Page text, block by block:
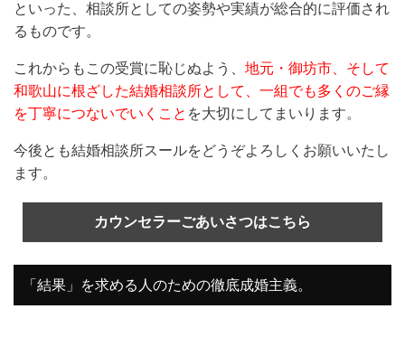
といった、相談所としての姿勢や実績が総合的に評価され
るものです。
これからもこの受賞に恥じぬよう、 地元・御坊市、そして
和歌山に根ざした結婚相談所として、一組でも多くのご縁
を丁寧につないでいくこと を大切にしてまいります。
今後とも結婚相談所スールをどうぞよろしくお願いいたし
ます。
カウンセラーごあいさつはこちら
「結果」を求める人のための徹底成婚主義。